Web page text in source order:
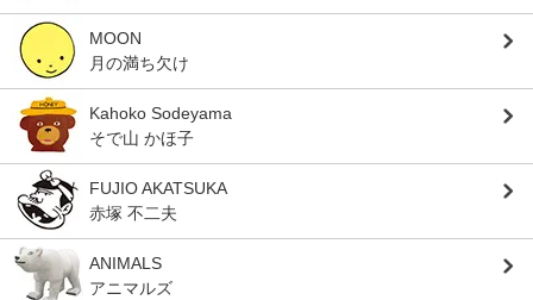
MOON
月の満ち欠け
Kahoko Sodeyama
そで山 かほ子
FUJIO AKATSUKA
赤塚 不二夫
ANIMALS
アニマルズ